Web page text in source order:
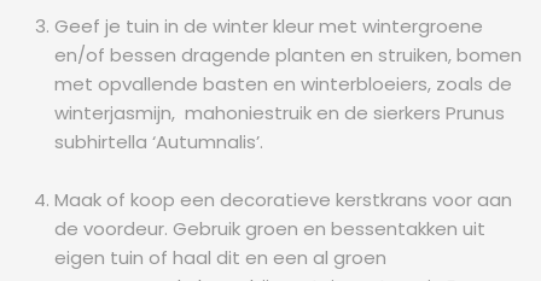
Geef je tuin in de winter kleur met wintergroene
en/of bessen dragende planten en struiken, bomen
met opvallende basten en winterbloeiers, zoals de
winterjasmijn, mahoniestruik en de sierkers Prunus
subhirtella ‘Autumnalis’.
Maak of koop een decoratieve kerstkrans voor aan
de voordeur. Gebruik groen en bessentakken uit
eigen tuin of haal dit en een al groen